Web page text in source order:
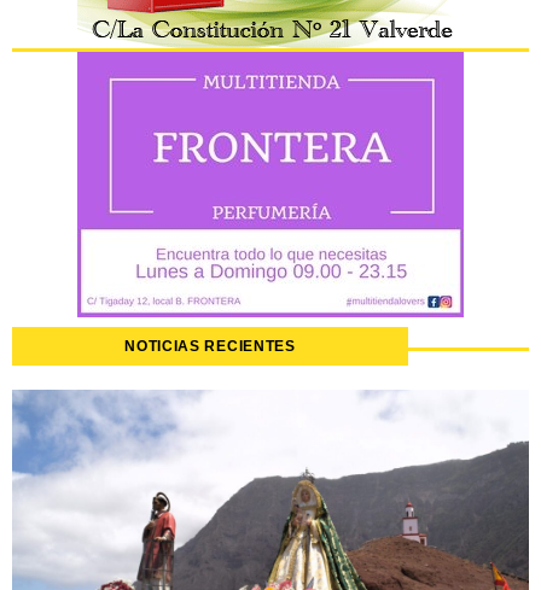
NOTICIAS RECIENTES